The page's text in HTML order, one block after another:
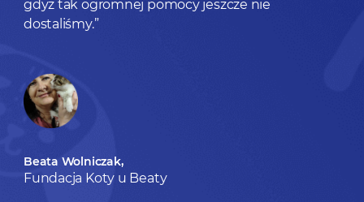
gdyż tak ogromnej pomocy jeszcze nie
dostaliśmy.”
Beata Wolniczak,
Fundacja Koty u Beaty